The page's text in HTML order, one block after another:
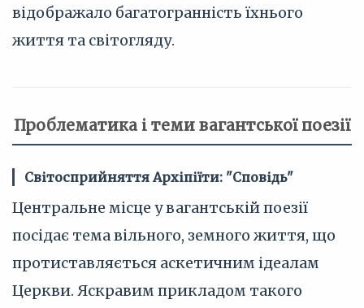
відображало багатогранність їхнього
життя та світогляду.
Проблематика і теми вагантської поезії
Світосприйняття Архіпіїти: "Сповідь"
Центральне місце у вагантській поезії
посідає тема вільного, земного життя, що
протиставляється аскетичним ідеалам
Церкви. Яскравим прикладом такого